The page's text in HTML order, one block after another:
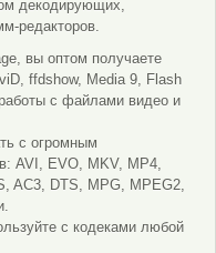
декодирующих,
редакторов.
вы оптом получаете
ffdshow, Media 9, Flash
с файлами видео и
с огромным
AVI, EVO, MKV, MP4,
AC3, DTS, MPG, MPEG2,
с кодеками любой